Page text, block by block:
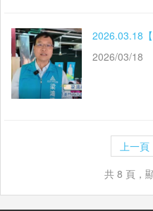
2026.03.18
2026/03/18
上一頁
共 8 頁，